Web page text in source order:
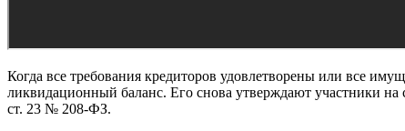
Когда все требования кредиторов удовлетворены или все
ликвидационный баланс. Его снова утверждают участники
ст. 23 № 208-ФЗ.